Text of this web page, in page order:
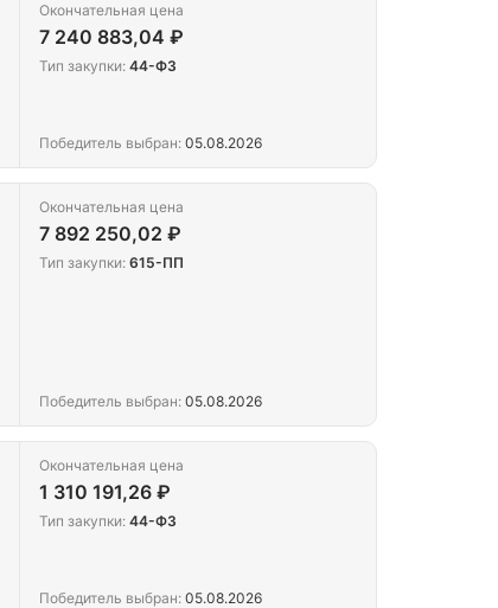
Окончательная цена
7 240 883,04 ₽
Тип закупки: 44-ФЗ
Победитель выбран: 05.08.2026
Окончательная цена
7 892 250,02 ₽
Тип закупки: 615-ПП
Победитель выбран: 05.08.2026
Окончательная цена
1 310 191,26 ₽
Тип закупки: 44-ФЗ
Победитель выбран: 05.08.2026